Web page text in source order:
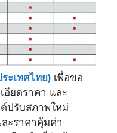
ะเทศไทย) เพื่อขอ
อียดราคา และ
ปรับสภาพใหม่
ละราคาคุ้มค่า